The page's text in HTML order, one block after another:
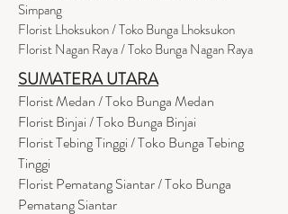
Simpang
Florist Lhoksukon / Toko Bunga Lhoksukon
Florist Nagan Raya / Toko Bunga Nagan Raya
SUMATERA UTARA
Florist Medan / Toko Bunga Medan
Florist Binjai / Toko Bunga Binjai
Florist Tebing Tinggi / Toko Bunga Tebing
Tinggi
Florist Pematang Siantar / Toko Bunga
Pematang Siantar